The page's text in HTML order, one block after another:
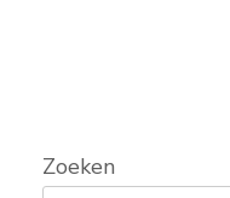
Zoeken